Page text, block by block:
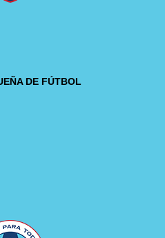
DE FÚTBOL